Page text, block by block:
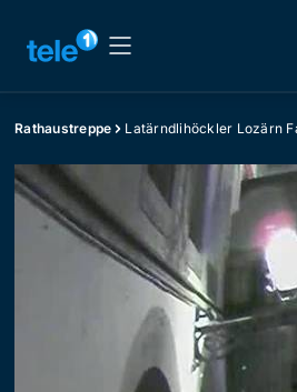
Rathaustreppe Latärndlihöckler Lozärn